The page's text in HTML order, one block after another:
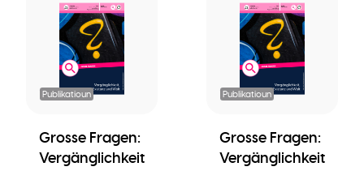
Publikatioun
Grosse Fragen:
Vergänglichkeit
Publikatioun
Grosse Fragen:
Vergänglichkeit